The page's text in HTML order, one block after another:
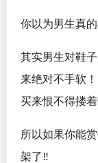
你以为男生真
其实男生对鞋
来绝对不手软
买来恨不得搂
所以如果你能
架了‼️